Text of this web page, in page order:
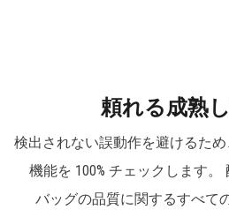
ロリーバッグ、ツールバック
ッグなど、配管工、建設業者
DIYツールのニーズを満たすソ
ど、1,000を超える製品範囲を
頼れる成熟
検出されない誤動作を避けるた
機能を 100% チェックします
バッグの品質に関するすべて